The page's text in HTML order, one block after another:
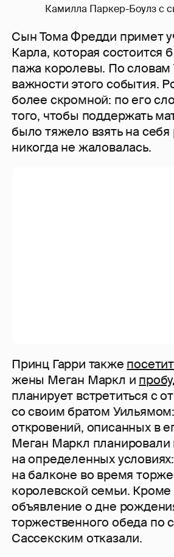
Камилла Паркер-Боулз с
Сын Тома Фредди примет
Карла, которая состоится
пажа королевы. По словам
важности этого события.
более скромной: по его
того, чтобы поддержать
было тяжело взять на
никогда не жаловалась.
Принц Гарри также посетит
жены Меган Маркл и
планирует встретиться с
со своим братом
откровений, описанных в
Меган Маркл планировали
на определенных
на балконе во время
королевской семьи. Кроме
объявление о дне
торжественного обеда по
Сассекским отказали.